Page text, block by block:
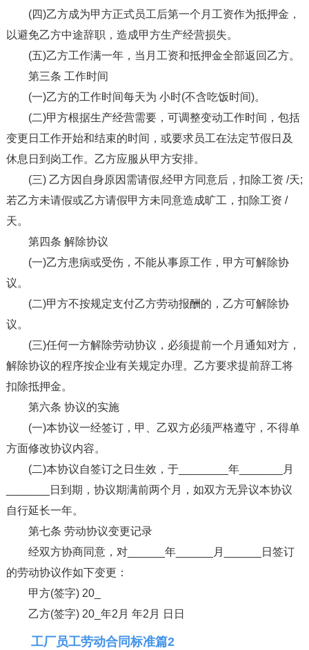
(四)乙方成为甲方正式员工后第一个月工资作为抵押金，
以避免乙方中途辞职，造成甲方生产经营损失。
(五)乙方工作满一年，当月工资和抵押金全部返回乙方。
第三条 工作时间
(一)乙方的工作时间每天为 小时(不含吃饭时间)。
(二)甲方根据生产经营需要，可调整变动工作时间，包括
变更日工作开始和结束的时间，或要求员工在法定节假日及
休息日到岗工作。乙方应服从甲方安排。
(三) 乙方因自身原因需请假,经甲方同意后，扣除工资 /天;
若乙方未请假或乙方请假甲方未同意造成旷工，扣除工资 /
天。
第四条 解除协议
(一)乙方患病或受伤，不能从事原工作，甲方可解除协
议。
(二)甲方不按规定支付乙方劳动报酬的，乙方可解除协
议。
(三)任何一方解除劳动协议，必须提前一个月通知对方，
解除协议的程序按企业有关规定办理。乙方要求提前辞工将
扣除抵押金。
第六条 协议的实施
(一)本协议一经签订，甲、乙双方必须严格遵守，不得单
方面修改协议内容。
(二)本协议自签订之日生效，于________年_______月
_______日到期，协议期满前两个月，如双方无异议本协议
自行延长一年。
第七条 劳动协议变更记录
经双方协商同意，对______年______月______日签订
的劳动协议作如下变更：
甲方(签字) 20_
乙方(签字) 20_年2月 年2月 日日
工厂员工劳动合同标准篇2